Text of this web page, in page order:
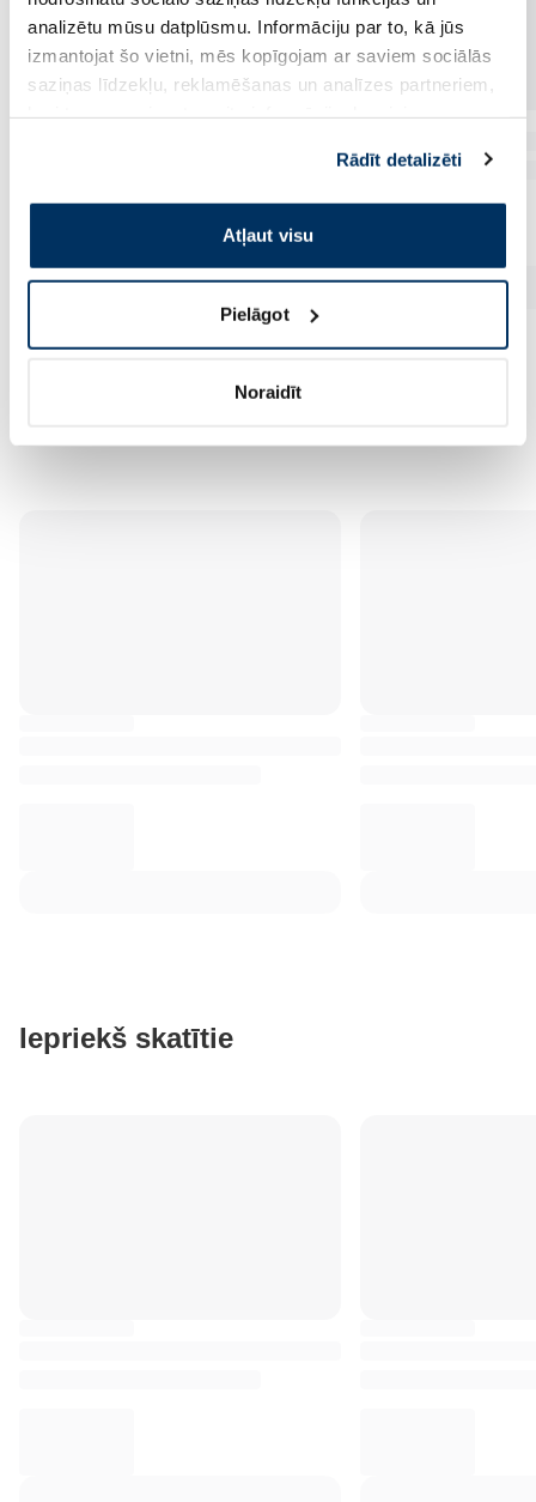
analizētu mūsu datplūsmu. Informāciju par to, kā jūs
izmantojat šo vietni, mēs kopīgojam ar saviem sociālās
saziņas līdzekļu, reklamēšanas un analīzes partneriem,
pakalpojumus. Ja piekrītat šo papildu sīkdatņu
izmantošanai, lūdzu, atzīmējiet savu izvēli:
Rādīt detalizēti
Atļaut visu
Pielāgot
Noraidīt
Iepriekš skatītie